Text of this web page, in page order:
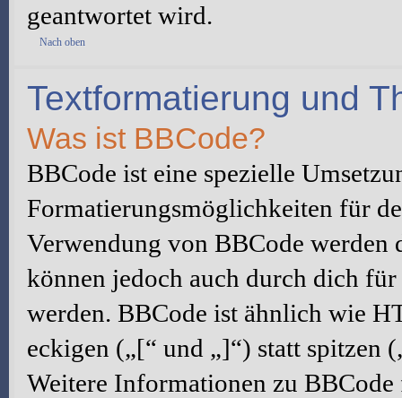
geantwortet wird.
Nach oben
Textformatierung und
Was ist BBCode?
BBCode ist eine spezielle
Formatierungsmöglichkeiten für
Verwendung von BBCode
können jedoch auch durch dich
werden. BBCode ist ähnlich wie
eckigen („[“ und „]“) statt spitzen
Weitere Informationen zu